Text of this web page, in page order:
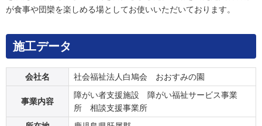
が食事や団欒を楽しめる場としてお使いいただいております。
施工データ
会社名 社会福祉法人白鳩会 おおすみの園
事業内容
障がい者支援施設 障がい福祉サービス事業
所 相談支援事業所